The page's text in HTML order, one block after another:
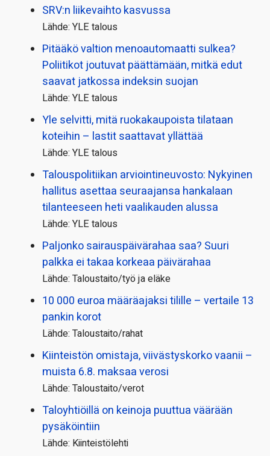
SRV:n liikevaihto kasvussa
Lähde: YLE talous
Pitääkö valtion menoautomaatti sulkea?
Poliitikot joutuvat päättämään, mitkä edut
saavat jatkossa indeksin suojan
Lähde: YLE talous
Yle selvitti, mitä ruokakaupoista tilataan
koteihin – lastit saattavat yllättää
Lähde: YLE talous
Talous­politiikan arviointi­neuvosto: Nykyinen
hallitus asettaa seuraajansa hankalaan
tilanteeseen heti vaalikauden alussa
Lähde: YLE talous
Paljonko sairauspäivä­rahaa saa? Suuri
palkka ei takaa korkeaa päivärahaa
Lähde: Taloustaito/työ ja eläke
10 000 euroa määräajaksi tilille – vertaile 13
pankin korot
Lähde: Taloustaito/rahat
Kiinteistön omistaja, viivästyskorko vaanii –
muista 6.8. maksaa verosi
Lähde: Taloustaito/verot
Taloyhtiöillä on keinoja puuttua väärään
pysäköintiin
Lähde: Kiinteistölehti